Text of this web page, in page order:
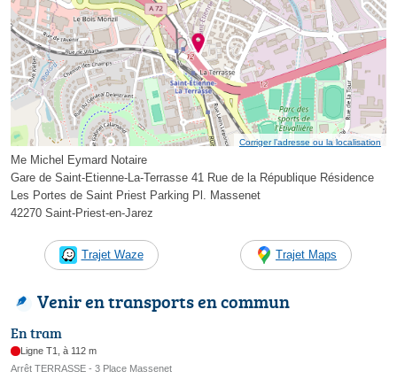
Corriger l’adresse ou la localisation
Me Michel Eymard Notaire
Gare de Saint-Etienne-La-Terrasse 41 Rue de la République Résidence
Les Portes de Saint Priest Parking Pl. Massenet
42270 Saint-Priest-en-Jarez
Trajet Waze Trajet Maps
Venir en transports en commun
En tram
Ligne T1, à 112 m
Arrêt TERRASSE - 3 Place Massenet